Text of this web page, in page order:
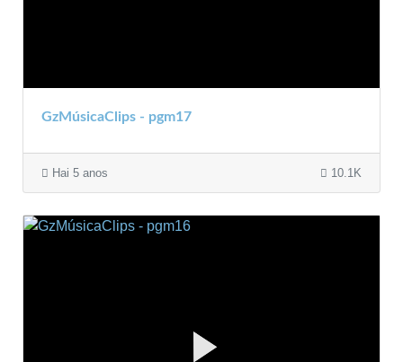
GzMúsicaClips - pgm17
Hai 5 anos 10.1K